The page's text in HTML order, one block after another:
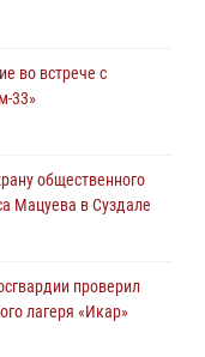
общественного
Управления
лагеря «Икар»
во встрече с
33»
общественного
Мацуева в Суздале
проверил
лагеря «Икар»